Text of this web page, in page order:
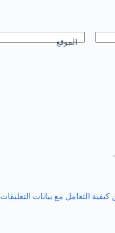
الموقع
التعامل مع بيانات التعليقات